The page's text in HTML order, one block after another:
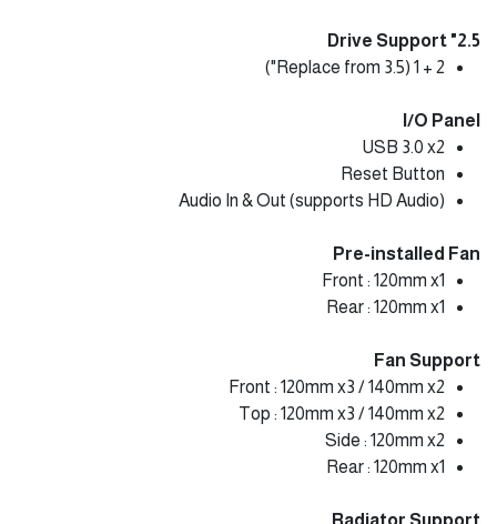
2.5" Drive Support
2 + 1 (Replace from 3.5")
I/O Panel
USB 3.0 x2
Reset Button
Audio In & Out (supports HD Audio)
Pre-installed Fan
Front : 120mm x1
Rear : 120mm x1
Fan Support
Front : 120mm x3 / 140mm x2
Top : 120mm x3 / 140mm x2
Side : 120mm x2
Rear : 120mm x1
Radiator Support